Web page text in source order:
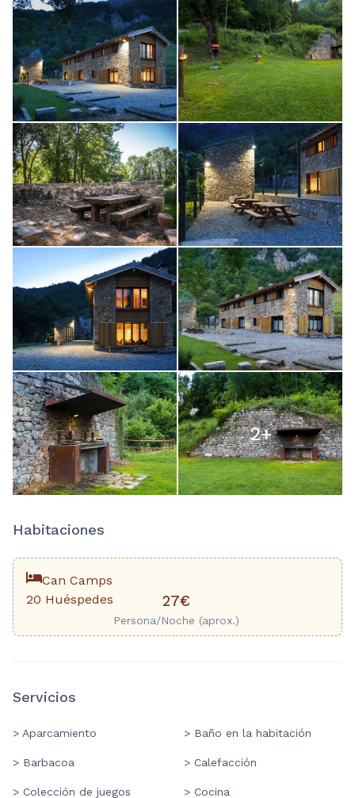
2+
Habitaciones
Can Camps
20 Huéspedes
27€
Persona/Noche (aprox.)
Servicios
> Aparcamiento > Baño en la habitación
> Barbacoa > Calefacción
> Colección de juegos > Cocina